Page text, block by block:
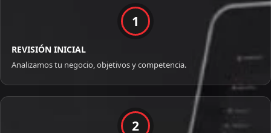
1
REVISIÓN INICIAL
Analizamos tu negocio, objetivos y competencia.
2